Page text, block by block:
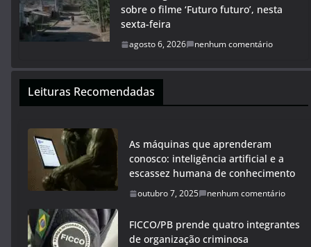
sobre o filme ‘Futuro futuro’, nesta
sexta-feira
agosto 6, 2026 nenhum comentário
Leituras Recomendadas
As máquinas que aprenderam
conosco: inteligência artificial e a
escassez humana de conhecimento
outubro 7, 2025 nenhum comentário
FICCO/PB prende quatro integrantes
de organização criminosa